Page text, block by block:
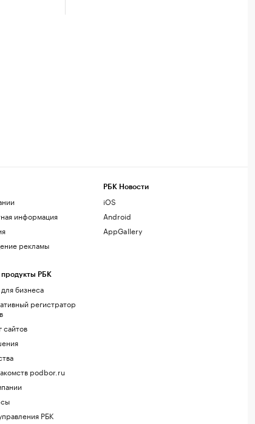
информация
рекламы
продукты РБК
бизнеса
регистратор
сайтов
podbor.ru
РБК
РБК Новости
iOS
Android
AppGallery